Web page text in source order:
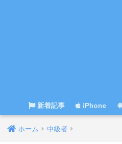
新着記事 iPhone
ホーム 中級者